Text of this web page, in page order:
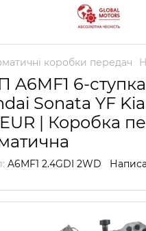
коробки передач
A6MF1 6-
Sonata YF
| Коробка
A6MF1 2.4GDI 2WD